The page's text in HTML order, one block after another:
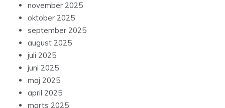
november 2025
oktober 2025
september 2025
august 2025
juli 2025
juni 2025
maj 2025
april 2025
marts 2025